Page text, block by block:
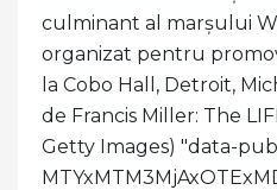
culminant al marșului
organizat pentru
la Cobo Hall, Detroit,
de Francis Miller: The
Getty Images) "data-